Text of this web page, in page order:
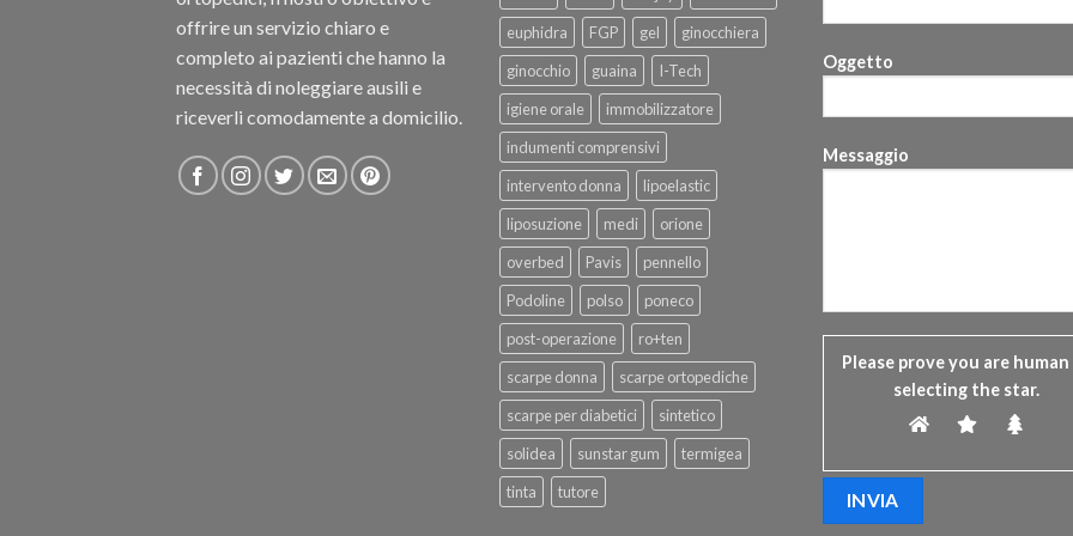
offrire un servizio chiaro e
completo ai pazienti che hanno la
necessità di noleggiare ausili e
riceverli comodamente a domicilio.
euphidra
FGP gel
ginocchiera
ginocchio
guaina
I-Tech
igiene orale
immobilizzatore
indumenti comprensivi
intervento donna
lipoelastic
liposuzione
medi
orione
overbed
Pavis
pennello
Podoline
polso
poneco
post-operazione
ro+ten
scarpe donna
scarpe ortopediche
scarpe per diabetici
sintetico
solidea
sunstar gum
termigea
tinta
tutore
Oggetto
Messaggio
Please prove you are human
selecting the star.